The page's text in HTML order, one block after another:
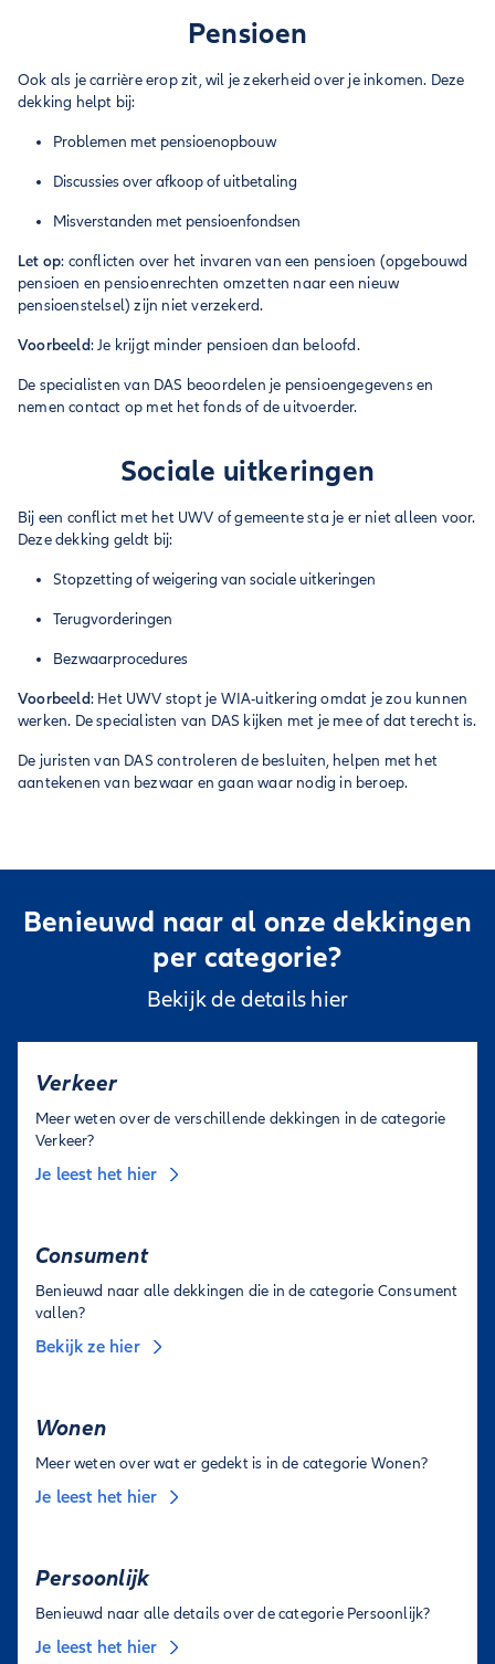
Pensioen
Ook als je carrière erop zit, wil je zekerheid over je inkomen. Deze
dekking helpt bij:
Problemen met pensioenopbouw
Discussies over afkoop of uitbetaling
Misverstanden met pensioenfondsen
Let op: conflicten over het invaren van een pensioen (opgebouwd
pensioen en pensioenrechten omzetten naar een nieuw
pensioenstelsel) zijn niet verzekerd.
Voorbeeld: Je krijgt minder pensioen dan beloofd.
De specialisten van DAS beoordelen je pensioengegevens en
nemen contact op met het fonds of de uitvoerder.
Sociale uitkeringen
Bij een conflict met het UWV of gemeente sta je er niet alleen voor.
Deze dekking geldt bij:
Stopzetting of weigering van sociale uitkeringen
Terugvorderingen
Bezwaarprocedures
Voorbeeld: Het UWV stopt je WIA-uitkering omdat je zou kunnen
werken. De specialisten van DAS kijken met je mee of dat terecht is.
De juristen van DAS controleren de besluiten, helpen met het
aantekenen van bezwaar en gaan waar nodig in beroep.
Benieuwd naar al onze dekkingen
per categorie?
Bekijk de details hier
Verkeer
Meer weten over de verschillende dekkingen in de categorie
Verkeer?
Je leest het hier
Consument
Benieuwd naar alle dekkingen die in de categorie Consument
vallen?
Bekijk ze hier
Wonen
Meer weten over wat er gedekt is in de categorie Wonen?
Je leest het hier
Persoonlijk
Benieuwd naar alle details over de categorie Persoonlijk?
Je leest het hier